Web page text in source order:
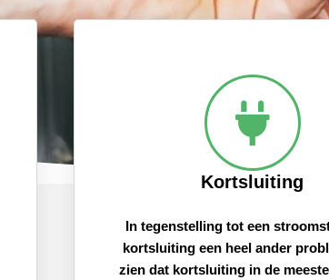
Kortsluiting
In tegenstelling tot een
kortsluiting een heel ander
zien dat kortsluiting in de